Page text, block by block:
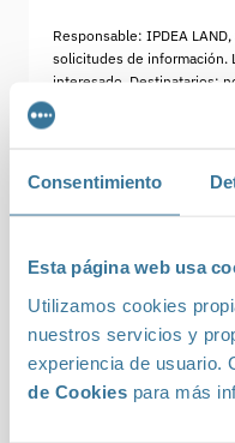
Consentimiento
Esta página web usa
Utilizamos cookies
nuestros servicios y
experiencia de usuario.
de Cookies para más
Responsable: IPDEA
solicitudes de información.
interesado. Destinatarios:
Derechos: acceder,
derechos, como se explica
Avd. M-40, 5.
Parque Empresarial